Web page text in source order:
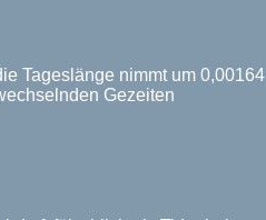
Tageslänge nimmt um 0,00164
Gezeiten